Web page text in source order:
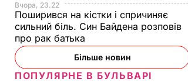
Вчора, 23.22
Поширився на кістки і спричиняє
сильний біль. Син Байдена розповів
про рак батька
Більше новин
ПОПУЛЯРНЕ В БУЛЬВАРІ